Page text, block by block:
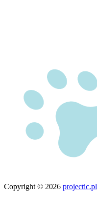
Copyright © 2026 projectic.pl